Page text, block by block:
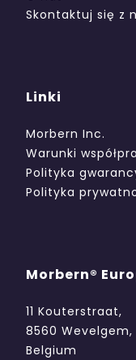
Skontaktuj się z
Linki
Morbern Inc.
Warunki
Polityka
Polityka
Morbern®
11 Kouterstraat,
8560 Wevelgem,
Belgium